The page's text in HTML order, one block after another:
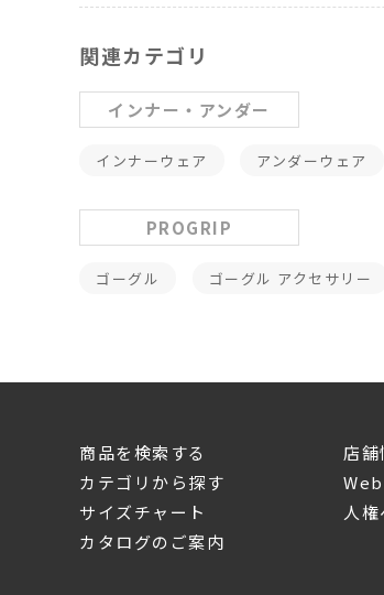
関連カテゴリ
インナー・アンダー
インナーウェア アンダーウェア
PROGRIP
ゴーグル ゴーグル アクセサリー
商品を検索する
カテゴリから探す
サイズチャート
カタログのご案内
店舗
人